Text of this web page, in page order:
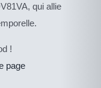
qui allie
!
page
A